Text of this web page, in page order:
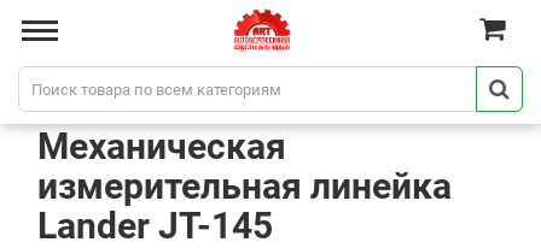
Механическая
измерительная линейка
Lander JT-145